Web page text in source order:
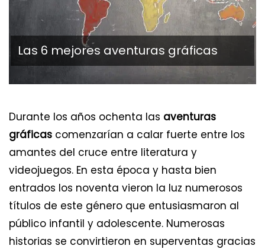
Las 6 mejores aventuras gráficas
Durante los años ochenta las aventuras
gráficas comenzarían a calar fuerte entre los
amantes del cruce entre literatura y
videojuegos. En esta época y hasta bien
entrados los noventa vieron la luz numerosos
títulos de este género que entusiasmaron al
público infantil y adolescente. Numerosas
historias se convirtieron en superventas gracias